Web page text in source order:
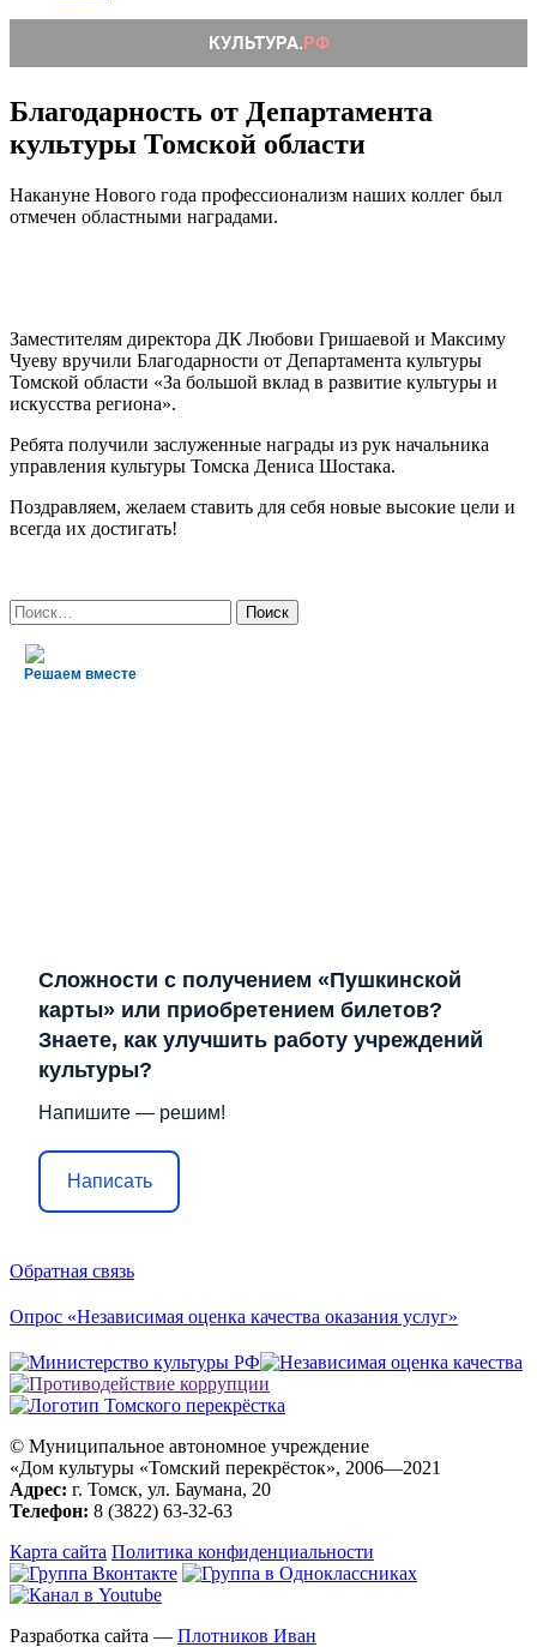
Благодарность от Департамента
культуры Томской области
Накануне Нового года профессионализм наших коллег был
отмечен областными наградами.
Заместителям директора ДК Любови Гришаевой и Максиму
Чуеву вручили Благодарности от Департамента культуры
Томской области «За большой вклад в развитие культуры и
искусства региона».
Ребята получили заслуженные награды из рук начальника
управления культуры Томска Дениса Шостака.
Поздравляем, желаем ставить для себя новые высокие цели и
всегда их достигать!
Найти:
Решаем вместе
Сложности с получением «Пушкинской
карты» или приобретением билетов?
Знаете, как улучшить работу учреждений
культуры?
Напишите — решим!
Написать
Обратная связь
Опрос «Независимая оценка качества оказания услуг»
© Муниципальное автономное учреждение
«Дом культуры «Томский перекрёсток», 2006—2021
Адрес: г. Томск, ул. Баумана, 20
Телефон: 8 (3822) 63-32-63
Карта сайта Политика конфиденциальности
Разработка сайта — Плотников Иван